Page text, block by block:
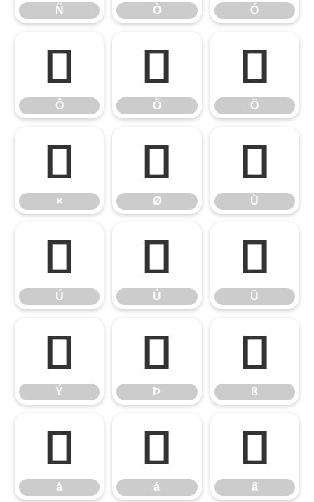
Ñ Ò Ó
Ô
Ô
Õ
Õ
Ö
Ö
×
×
Ø
Ø
Ù
Ù
Ú
Ú
Û
Û
Ü
Ü
Ý
Ý
Þ
Þ
ß
ß
à
à
á
á
â
â